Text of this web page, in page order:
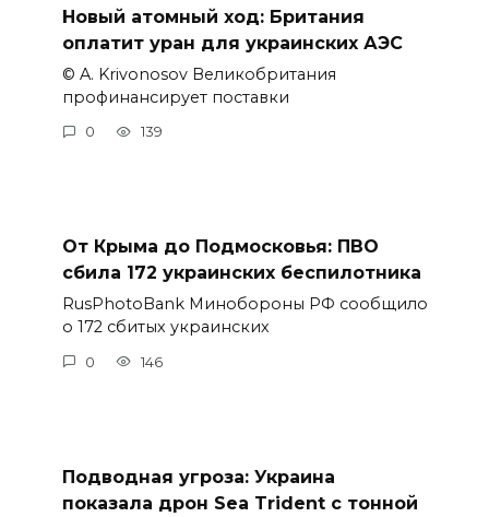
Новый атомный ход: Британия
оплатит уран для украинских АЭС
© A. Krivonosov Великобритания
профинансирует поставки
0 139
От Крыма до Подмосковья: ПВО
сбила 172 украинских беспилотника
RusPhotoBank Минобороны РФ сообщило
о 172 сбитых украинских
0 146
Подводная угроза: Украина
показала дрон Sea Trident с тонной